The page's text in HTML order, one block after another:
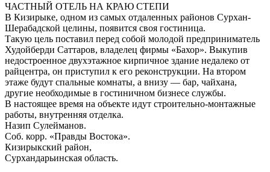
ЧАСТНЫЙ ОТЕЛЬ НА КРАЮ СТЕПИ
В Кизирыке, одном из самых отдаленных районов Сурхан-
Шерабадской целины, появится своя гостиница.
Такую цель поставил перед собой молодой предприниматель
Худойберди Саттаров, владелец фирмы «Бахор». Выкупив
недостроенное двухэтажное кирпичное здание недалеко от
райцентра, он приступил к его реконструкции. На втором
этаже будут спальные комнаты, а внизу — бар, чайхана,
другие необходимые в гостиничном бизнесе службы.
В настоящее время на объекте идут строительно-монтажные
работы, внутренняя отделка.
Назип Сулейманов.
Соб. корр. «Правды Востока».
Кизирыкский район,
Сурхандарьинская область.